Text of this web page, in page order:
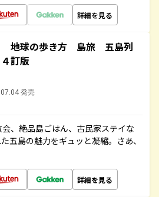
詳細を見る
地球の歩き方 島旅 五島列
訂版
発売
、絶品島ごはん、古民家ステイな
五島の魅力をギュッと凝縮。さあ、
詳細を見る